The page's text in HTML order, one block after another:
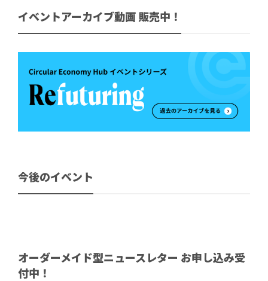
イベントアーカイブ動画 販売中！
今後のイベント
オーダーメイド型ニュースレター お申し込み受
付中！